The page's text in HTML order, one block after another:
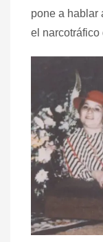
pone a hablar
el narcotráfico